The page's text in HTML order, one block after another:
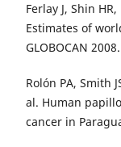
Ferlay J, Shin
Estimates of
GLOBOCAN
Rolón PA, Smith
al. Human
cancer in